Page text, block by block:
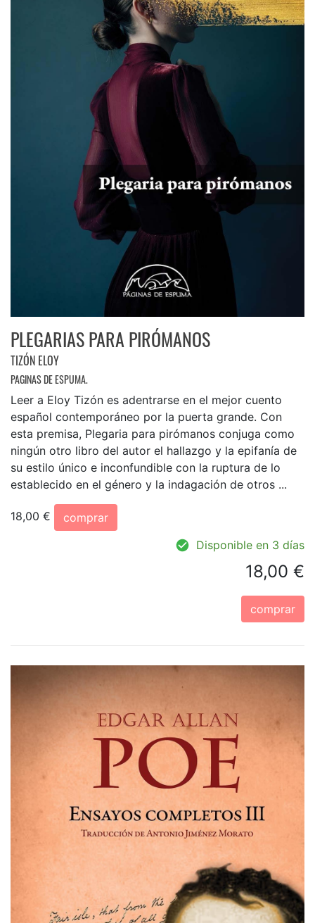
PLEGARIAS PARA PIRÓMANOS
TIZÓN ELOY
PAGINAS DE ESPUMA.
Leer a Eloy Tizón es adentrarse en el mejor cuento
español contemporáneo por la puerta grande. Con
esta premisa, Plegaria para pirómanos conjuga como
ningún otro libro del autor el hallazgo y la epifanía de
su estilo único e inconfundible con la ruptura de lo
establecido en el género y la indagación de otros ...
18,00 €
comprar
Disponible en 3 días
18,00 €
comprar